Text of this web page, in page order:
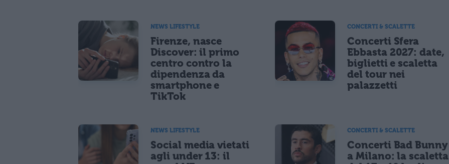
NEWS LIFESTYLE
Firenze, nasce
Discover: il primo
centro contro la
dipendenza da
smartphone e
TikTok
CONCERTI & SCALETTE
Concerti Sfera
Ebbasta 2027: date,
biglietti e scaletta
del tour nei
palazzetti
NEWS LIFESTYLE
Social media vietati
agli under 13: il
CONCERTI & SCALETTE
Concerti Bad Bunny
a Milano: la scaletta